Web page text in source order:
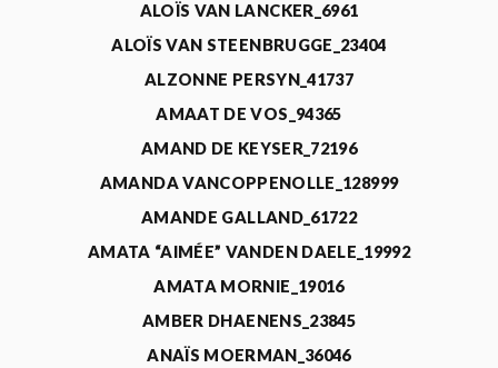
ALOÏS VAN LANCKER_6961
ALOÏS VAN STEENBRUGGE_23404
ALZONNE PERSYN_41737
AMAAT DE VOS_94365
AMAND DE KEYSER_72196
AMANDA VANCOPPENOLLE_128999
AMANDE GALLAND_61722
AMATA “AIMÉE” VANDEN DAELE_19992
AMATA MORNIE_19016
AMBER DHAENENS_23845
ANAÏS MOERMAN_36046